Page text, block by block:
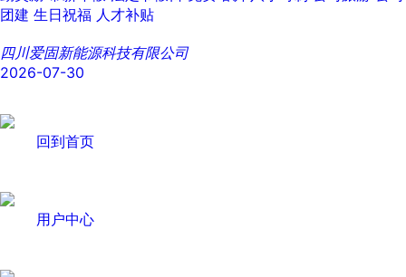
团建 生日祝福 人才补贴
四川爱固新能源科技有限公司
2026-07-30
回到首页
用户中心